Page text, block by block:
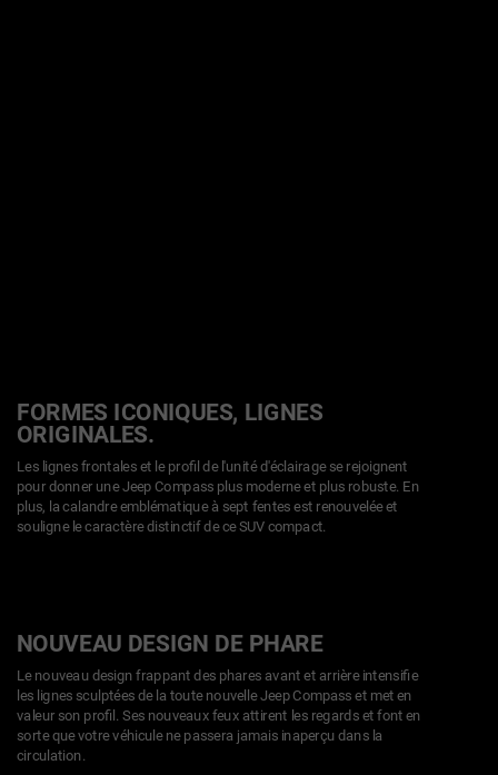
FORMES ICONIQUES, LIGNES
ORIGINALES.
Les lignes frontales et le profil de l'unité d'éclairage se rejoignent
pour donner une Jeep Compass plus moderne et plus robuste. En
plus, la calandre emblématique à sept fentes est renouvelée et
souligne le caractère distinctif de ce SUV compact.
NOUVEAU DESIGN DE PHARE
Le nouveau design frappant des phares avant et arrière intensifie
les lignes sculptées de la toute nouvelle Jeep Compass et met en
valeur son profil. Ses nouveaux feux attirent les regards et font en
sorte que votre véhicule ne passera jamais inaperçu dans la
circulation.